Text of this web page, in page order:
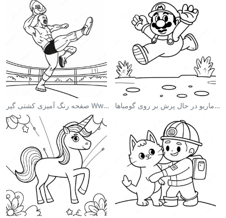
صفحه رنگ آمیزی کشتی گیر Wwe در حال پرش بر روی حریف صفحه رنگ آمیزی ماریو در حال پرش بر روی گومباها